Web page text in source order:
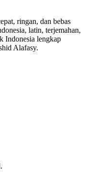
ringan, dan bebas
latin, terjemahan,
Indonesia lengkap
Alafasy.